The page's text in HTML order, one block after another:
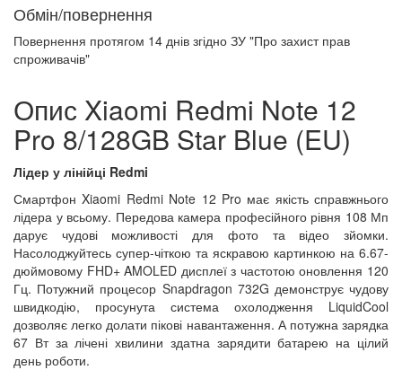
Обмін/повернення
Повернення протягом 14 днів згідно ЗУ "Про захист прав
спроживачів"
Опис Xiaomi Redmi Note 12
Pro 8/128GB Star Blue (EU)
Лідер у лінійці Redmi
Смартфон Xiaomi Redmi Note 12 Pro має якість справжнього
лідера у всьому. Передова камера професійного рівня 108 Мп
дарує чудові можливості для фото та відео зйомки.
Насолоджуйтесь супер-чіткою та яскравою картинкою на 6.67-
дюймовому FHD+ AMOLED дисплеї з частотою оновлення 120
Гц. Потужний процесор Snapdragon 732G демонструє чудову
швидкодію, просунута система охолодження LiquidCool
дозволяє легко долати пікові навантаження. А потужна зарядка
67 Вт за лічені хвилини здатна зарядити батарею на цілий
день роботи.